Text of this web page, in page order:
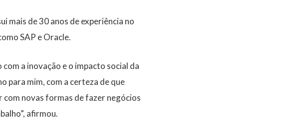
mais de 30 anos de experiência no
SAP e Oracle.
a inovação e o impacto social da
para mim, com a certeza de que
novas formas de fazer negócios
”, afirmou.